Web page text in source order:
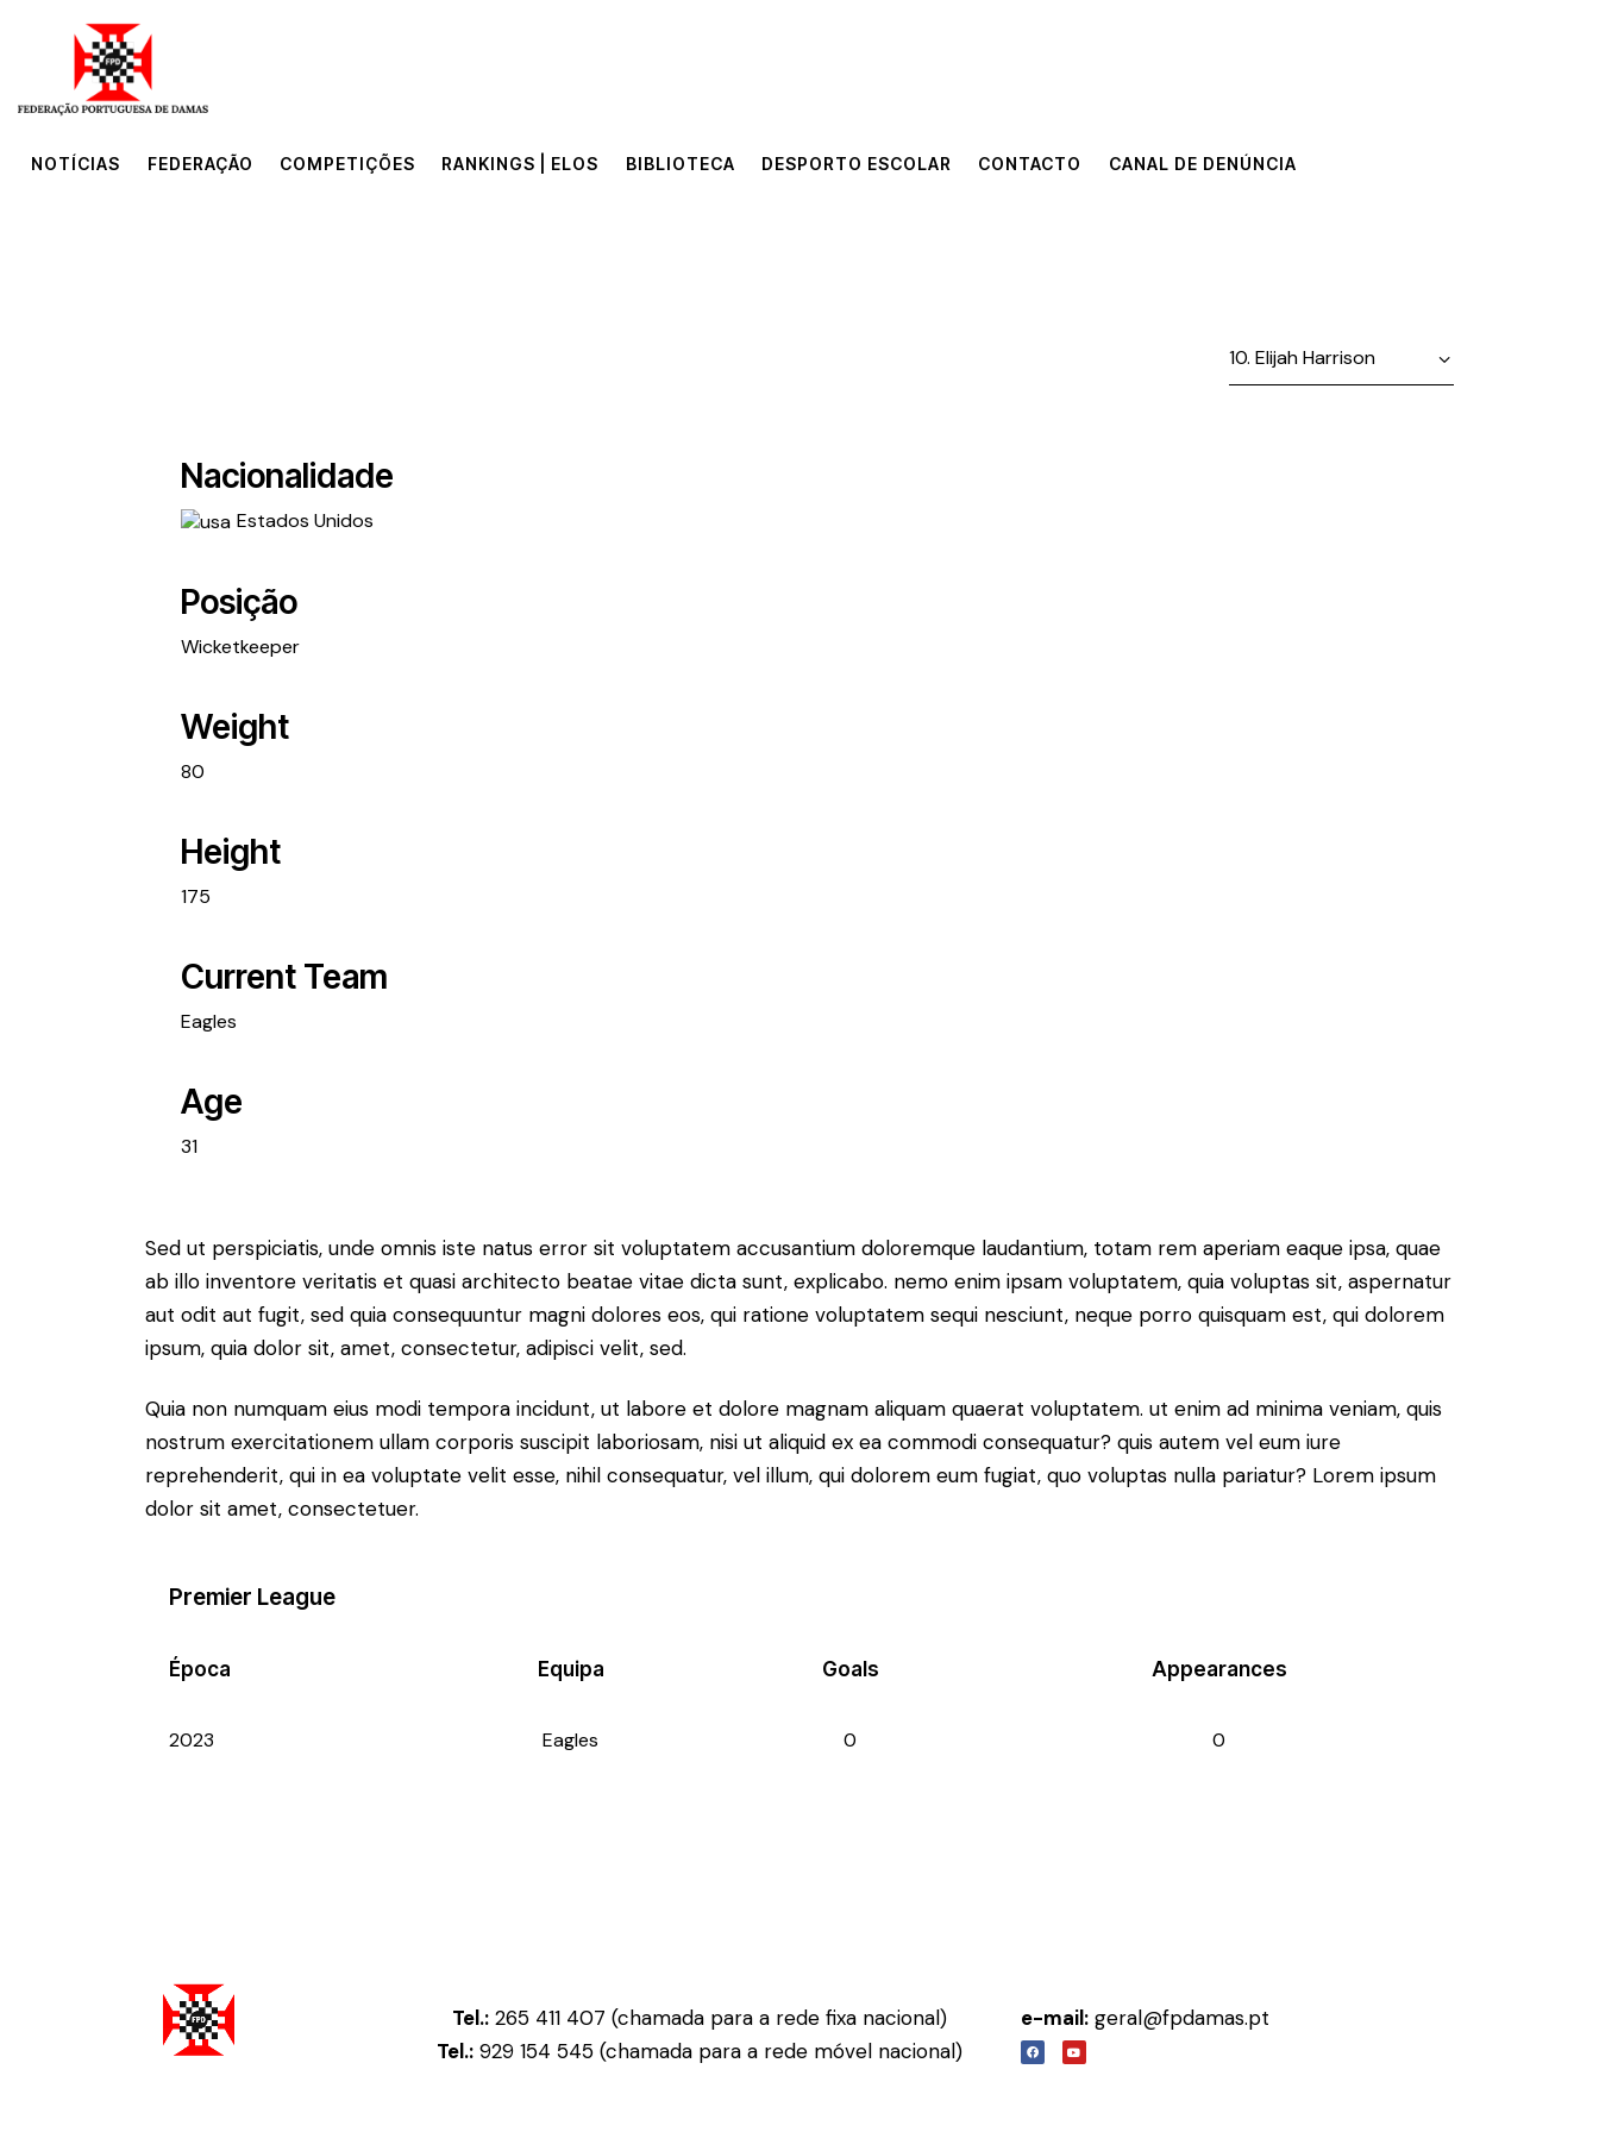
NOTÍCIAS
NOTÍCIAS FEDERAÇÃO COMPETIÇÕES RANKINGS | ELOS BIBLIOTECA DESPORTO ESCOLAR CONTACTO CANAL DE DENÚNCIA
Nacionalidade
Estados Unidos
Posição
Wicketkeeper
Weight
80
Height
175
Current Team
Eagles
Age
31
Sed ut perspiciatis, unde omnis iste natus error sit voluptatem accusantium doloremque laudantium, totam rem aperiam eaque ipsa, quae
ab illo inventore veritatis et quasi architecto beatae vitae dicta sunt, explicabo. nemo enim ipsam voluptatem, quia voluptas sit, aspernatur
aut odit aut fugit, sed quia consequuntur magni dolores eos, qui ratione voluptatem sequi nesciunt, neque porro quisquam est, qui dolorem
ipsum, quia dolor sit, amet, consectetur, adipisci velit, sed.
Quia non numquam eius modi tempora incidunt, ut labore et dolore magnam aliquam quaerat voluptatem. ut enim ad minima veniam, quis
nostrum exercitationem ullam corporis suscipit laboriosam, nisi ut aliquid ex ea commodi consequatur? quis autem vel eum iure
reprehenderit, qui in ea voluptate velit esse, nihil consequatur, vel illum, qui dolorem eum fugiat, quo voluptas nulla pariatur? Lorem ipsum
dolor sit amet, consectetuer.
Premier League
Época Equipa Goals Appearances
2023 Eagles 0 0
Tel.: 265 411 407 (chamada para a rede fixa nacional)
Tel.: 929 154 545 (chamada para a rede móvel nacional)
e-mail: geral@fpdamas.pt